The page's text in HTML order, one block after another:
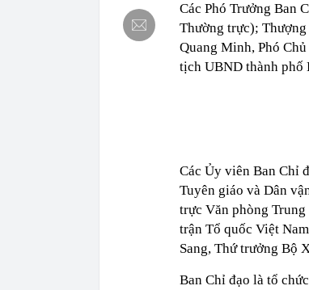
23:10
23:01
22:42
Các Phó Trưởng Ban
Thường trực);
Quang Minh, Phó
tịch UBND thành phố
Các Ủy viên Ban Chỉ
Tuyên giáo và Dân
trực Văn phòng
trận Tổ quốc Việt
Sang, Thứ trưởng Bộ
Ban Chỉ đạo là tổ